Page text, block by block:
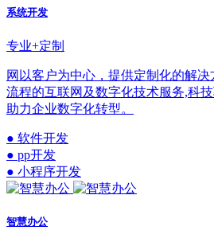
系统开发
专业+定制
网以客户为中心，提供定制化的解决
流程的互联网及数字化技术服务,科技
助力企业数字化转型。
● 软件开发
● pp开发
● 小程序开发
智慧办公